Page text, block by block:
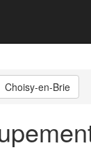
Choisy-en-Brie